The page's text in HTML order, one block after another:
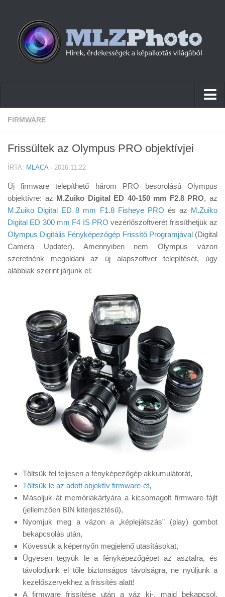
Hírek
Cikkek
Firmware
Tudástár
Tanácsok
Érdekességek
Helyszíni Riport
FIRMWARE
Frissültek az Olympus PRO objektívjei
ÍRTA: MLACA· 2016.11.22
Új firmware telepíthető három PRO besorolású Olympus
objektívre: az M.Zuiko Digital ED 40-150 mm F2.8 PRO, az
M.Zuiko Digital ED 8 mm F1.8 Fisheye PRO és az M.Zuiko
Digital ED 300 mm F4 IS PRO vezérlőszoftverét frissíthetjük az
Olympus Digitális Fényképezőgép Frissítő Programjával(Digital
Camera Updater). Amennyiben nem Olympus vázon
szeretnénk megoldani az új alapszoftver telepítését, úgy
alábbiak szerint járjunk el:
Töltsük fel teljesen a fényképezőgép akkumulátorát,
Töltsük le az adott objektív firmware-ét,
Másoljuk át memóriakártyára a kicsomagolt firmware fájlt
(jellemzően BIN kiterjesztésű),
Nyomjuk meg a vázon a „képlejátszás” (play) gombot
bekapcsolás után,
Kövessük a képernyőn megjelenő utasításokat,
Ügyesen tegyük le a fényképezőgépet az asztalra, és
távolodjunk el tőle biztonságos távolságra, ne nyúljunk a
kezelőszervekhez a frissítés alatt!
A firmware frissítése után a váz ki-, majd bekapcsol.